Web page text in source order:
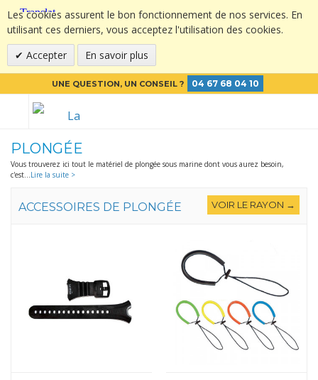
Les cookies assurent le bon fonctionnement de nos services. En
utilisant ces derniers, vous acceptez l'utilisation des cookies.
Accepter
En savoir plus
UNE QUESTION, UN CONSEIL ? 04 67 68 04 10
PLONGÉE
Vous trouverez ici tout le matériel de plongée sous marine dont vous aurez besoin,
c'est...Lire la suite >
ACCESSOIRES DE PLONGÉE VOIR LE RAYON →